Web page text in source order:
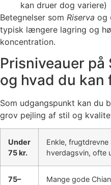
kan druer dog variere)
Betegnelser som Riserva og
typisk længere lagring og
koncentration.
Prisniveauer på
og hvad du kan
Som udgangspunkt kan du
grov pejling af stil og
Under
75 kr.
Enkle,
hverdagsvin, ofte
75–
Mange gode